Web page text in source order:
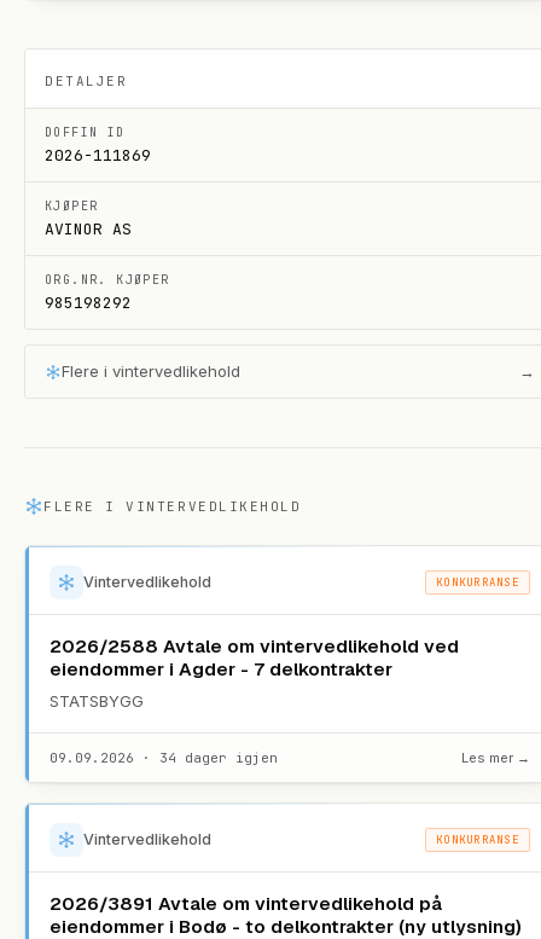
DETALJER
DOFFIN ID
2026-111869
KJØPER
AVINOR AS
ORG.NR. KJØPER
985198292
Flere i vintervedlikehold →
FLERE IVINTERVEDLIKEHOLD
Vintervedlikehold KONKURRANSE
2026/2588 Avtale om vintervedlikehold ved
eiendommer i Agder - 7 delkontrakter
STATSBYGG
09.09.2026 · 34 dager igjen Les mer →
Vintervedlikehold KONKURRANSE
2026/3891 Avtale om vintervedlikehold på
eiendommer i Bodø - to delkontrakter (ny utlysning)